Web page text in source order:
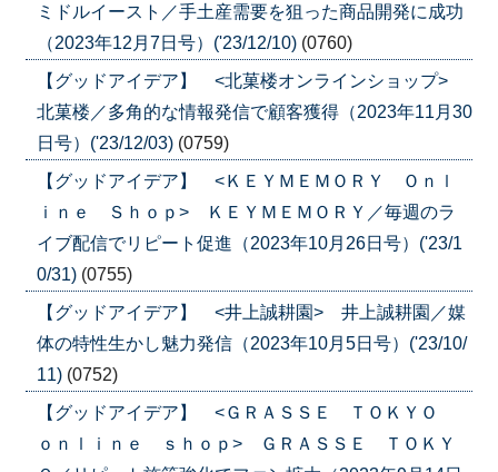
ミドルイースト／手土産需要を狙った商品開発に成功
（2023年12月7日号）('23/12/10) (0760)
【グッドアイデア】 <北菓楼オンラインショップ>
北菓楼／多角的な情報発信で顧客獲得（2023年11月30
日号）('23/12/03) (0759)
【グッドアイデア】 <ＫＥＹＭＥＭＯＲＹ Ｏｎｌ
ｉｎｅ Ｓｈｏｐ> ＫＥＹＭＥＭＯＲＹ／毎週のラ
イブ配信でリピート促進（2023年10月26日号）('23/1
0/31) (0755)
【グッドアイデア】 <井上誠耕園> 井上誠耕園／媒
体の特性生かし魅力発信（2023年10月5日号）('23/10/
11) (0752)
【グッドアイデア】 <ＧＲＡＳＳＥ ＴＯＫＹＯ
ｏｎｌｉｎｅ ｓｈｏｐ> ＧＲＡＳＳＥ ＴＯＫＹ